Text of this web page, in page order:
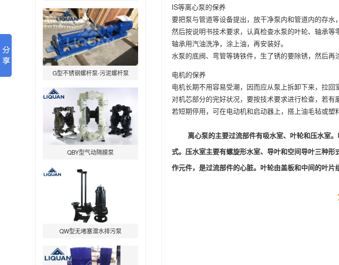
G型不锈钢螺杆泵-污泥螺杆泵
QBY型气动隔膜泵
QW型无堵塞潜水排污泵
IS等离心泵的保养
要把泵与管道等设备提出，放干净泵内和管道内的存水
然后按说明书技术要求，认真检查水泵的叶轮、轴承等
轴承用汽油洗净，涂上油，再安装好。
水泵的底阀、弯管等铸铁件，生了锈的要除锈，然后再
电机的保养
电机长期不用容易受潮，因而应从泵上拆卸下来，拉
对机芯部分的完好状况，要按技术要求进行检查，若有
若短期停用，可在电动机和启动器上，搭上油毛毡或塑
离心泵的主要过流部件有吸水室、叶轮和压水室
式。压水室主要有螺旋形水室、导叶和空间导叶三种
作元件，是过流部件的心脏。叶轮由盖板和中间的叶片